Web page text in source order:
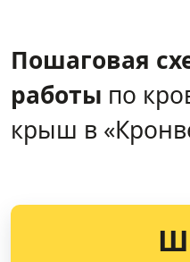
Пошаговая
работы по
крыш в